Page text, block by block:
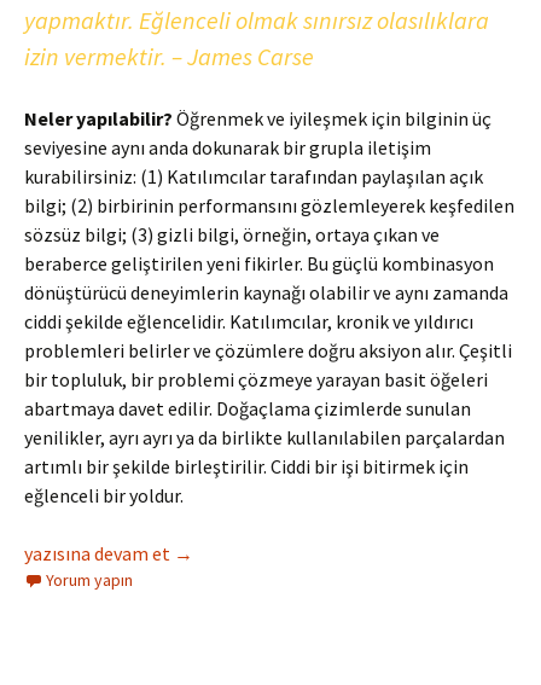
yapmaktır. Eğlenceli olmak sınırsız olasılıklara
izin vermektir. – James Carse
Neler yapılabilir? Öğrenmek ve iyileşmek için bilginin üç
seviyesine aynı anda dokunarak bir grupla iletişim
kurabilirsiniz: (1) Katılımcılar tarafından paylaşılan açık
bilgi; (2) birbirinin performansını gözlemleyerek keşfedilen
sözsüz bilgi; (3) gizli bilgi, örneğin, ortaya çıkan ve
beraberce geliştirilen yeni fikirler. Bu güçlü kombinasyon
dönüştürücü deneyimlerin kaynağı olabilir ve aynı zamanda
ciddi şekilde eğlencelidir. Katılımcılar, kronik ve yıldırıcı
problemleri belirler ve çözümlere doğru aksiyon alır. Çeşitli
bir topluluk, bir problemi çözmeye yarayan basit öğeleri
abartmaya davet edilir. Doğaçlama çizimlerde sunulan
yenilikler, ayrı ayrı ya da birlikte kullanılabilen parçalardan
artımlı bir şekilde birleştirilir. Ciddi bir işi bitirmek için
eğlenceli bir yoldur.
Doğaçlama Prototip
yazısına devam et →
Yorum yapın